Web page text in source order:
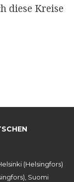
diese Kreise
(Helsingfors)
Suomi